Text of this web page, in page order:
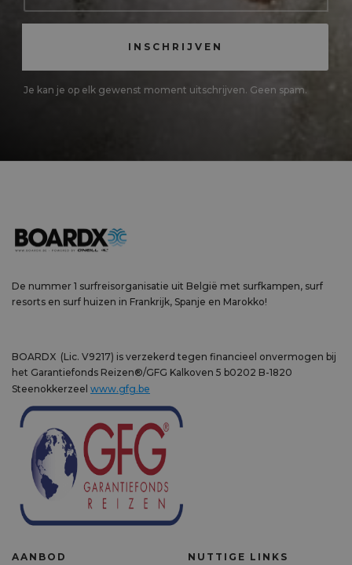
Je kan je op elk gewenst moment uitschrijven. Geen spam.
De nummer 1 surfreisorganisatie uit België met surfkampen, surf
resorts en surf huizen in Frankrijk, Spanje en Marokko!
BOARDX (Lic. V9217) is verzekerd tegen financieel onvermogen bij
het Garantiefonds Reizen®/GFG Kalkoven 5 b0202 B-1820
Steenokkerzeel www.gfg.be
AANBOD NUTTIGE LINKS